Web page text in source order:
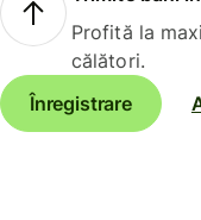
Profită la
călători.
Înregistrare